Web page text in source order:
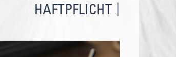
HAFTPFLICHT